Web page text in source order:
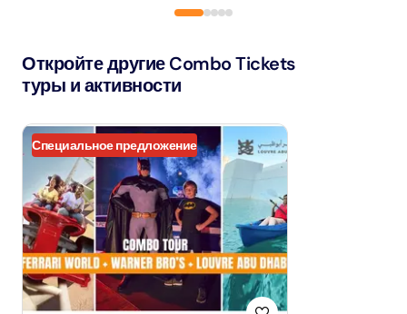
Откройте другие Combo Tickets
туры и активности
Специальное предложение